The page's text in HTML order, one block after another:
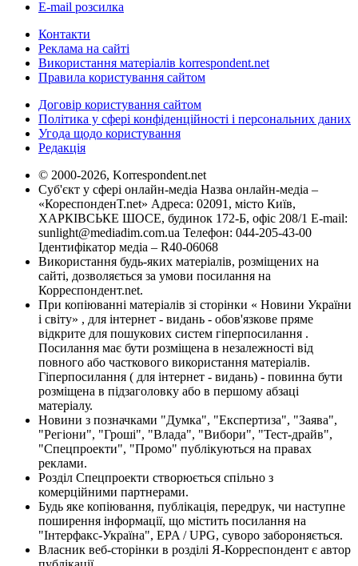
E-mail розсилка
Контакти
Реклама на сайті
Використання матеріалів korrespondent.net
Правила користування сайтом
Договір користування сайтом
Політика у сфері конфіденційності і персональних даних
Угода щодо користування
Редакція
© 2000-2026, Korrespondent.net
Суб'єкт у сфері онлайн-медіа Назва онлайн-медіа –
«КореспонденТ.net» Адреса: 02091, місто Київ,
ХАРКІВСЬКЕ ШОСЕ, будинок 172-Б, офіс 208/1 E-mail:
sunlight@mediadim.com.ua Телефон: 044-205-43-00
Ідентифікатор медіа – R40-06068
Використання будь-яких матеріалів, розміщених на
сайті, дозволяється за умови посилання на
Корреспондент.net.
При копіюванні матеріалів зі сторінки « Новини України
і світу» , для інтернет - видань - обов'язкове пряме
відкрите для пошукових систем гіперпосилання .
Посилання має бути розміщена в незалежності від
повного або часткового використання матеріалів.
Гіперпосилання ( для інтернет - видань) - повинна бути
розміщена в підзаголовку або в першому абзаці
матеріалу.
Новини з позначками "Думка", "Експертиза", "Заява",
"Регіони", "Гроші", "Влада", "Вибори", "Тест-драйв",
"Спецпроекти", "Промо" публікуються на правах
реклами.
Розділ Спецпроекти створюється спільно з
комерційними партнерами.
Будь яке копіювання, публікація, передрук, чи наступне
поширення інформації, що містить посилання на
"Інтерфакс-Україна", EPA / UPG, суворо забороняється.
Власник веб-сторінки в розділі Я-Корреспондент є автор